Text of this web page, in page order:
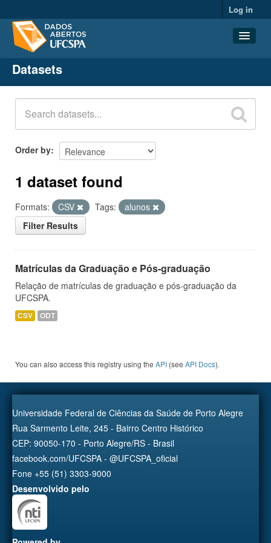
Log in
Datasets
Organizations
Groups
About
Datasets
Order by
1 dataset found
Formats: CSV Tags:
alunos
Filter Results
Matrículas da Graduação e Pós-graduação
Relação de matrículas de graduação e pós-graduação da
UFCSPA.
CSV ODT
You can also access this registry using the API (see API Docs).
Universidade Federal de Ciências da Saúde de Porto Alegre
Rua Sarmento Leite, 245 - Bairro Centro Histórico
CEP: 90050-170 - Porto Alegre/RS - Brasil
facebook.com/UFCSPA - @UFCSPA_oficial
Fone +55 (51) 3303-9000
Desenvolvido pelo